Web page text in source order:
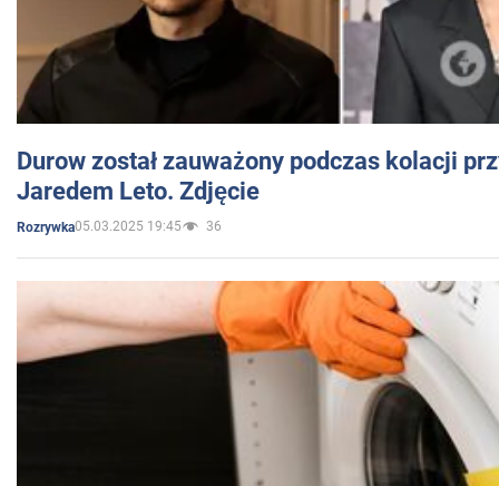
Durow został zauważony podczas kolacji
Jaredem Leto. Zdjęcie
Rozrywka05.03.2025 19:45 36